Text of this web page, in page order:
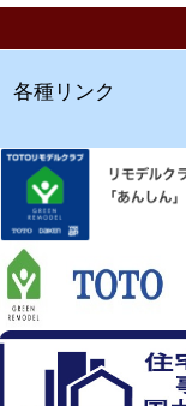
各種リンク